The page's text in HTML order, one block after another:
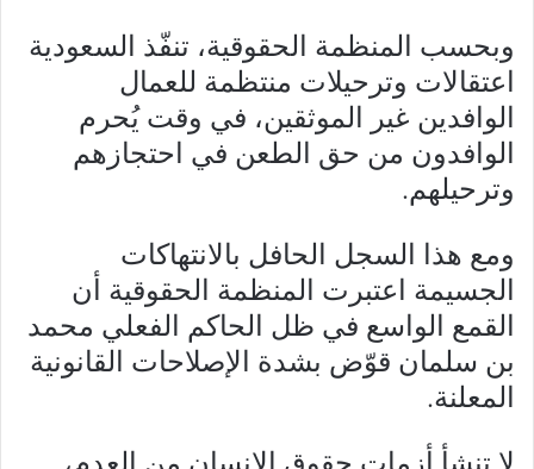
وبحسب المنظمة الحقوقية، تنفّذ السعودية
اعتقالات وترحيلات منتظمة للعمال
الوافدين غير الموثقين، في وقت يُحرم
الوافدون من حق الطعن في احتجازهم
وترحيلهم.
ومع هذا السجل الحافل بالانتهاكات
الجسيمة اعتبرت المنظمة الحقوقية أن
القمع الواسع في ظل الحاكم الفعلي محمد
بن سلمان قوّض بشدة الإصلاحات القانونية
المعلنة.